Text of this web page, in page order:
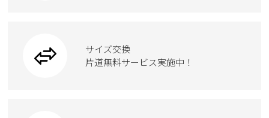
ウェア
ブーツ
トートバッグサイズ交換
片道無料サービス実施中！